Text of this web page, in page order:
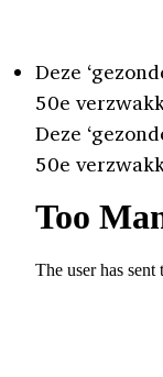
Deze
50e
Deze
50e